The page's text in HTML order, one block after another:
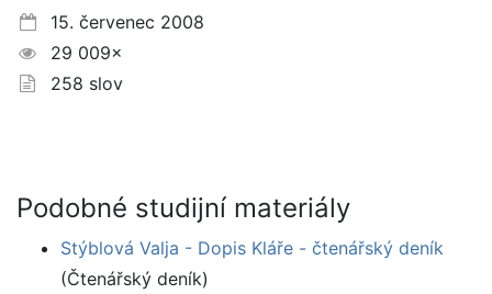
15. červenec 2008
29 009×
258 slov
Podobné studijní materiály
Stýblová Valja - Dopis Kláře - čtenářský deník
(Čtenářský deník)